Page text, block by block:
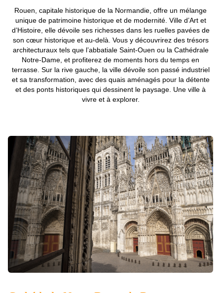
Rouen, capitale historique de la Normandie, offre un mélange
unique de patrimoine historique et de modernité. Ville d’Art et
d’Histoire, elle dévoile ses richesses dans les ruelles pavées de
son cœur historique et au-delà. Vous y découvrirez des trésors
architecturaux tels que l’abbatiale Saint-Ouen ou la Cathédrale
Notre-Dame, et profiterez de moments hors du temps en
terrasse. Sur la rive gauche, la ville dévoile son passé industriel
et sa transformation, avec des quais aménagés pour la détente
et des ponts historiques qui dessinent le paysage. Une ville à
vivre et à explorer.